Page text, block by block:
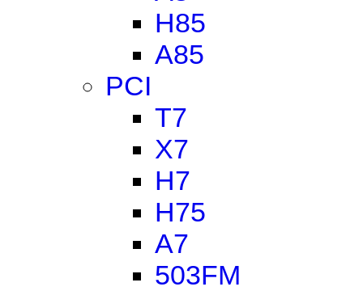
H85
A85
PCI
T7
X7
H7
H75
A7
503FM